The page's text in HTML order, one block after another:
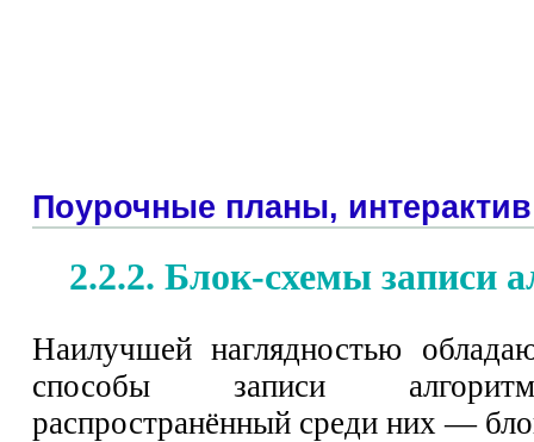
Поурочные планы, интерактив
2.2.2. Блок-схемы записи
Наилучшей наглядностью
способы записи
распространённый среди них —